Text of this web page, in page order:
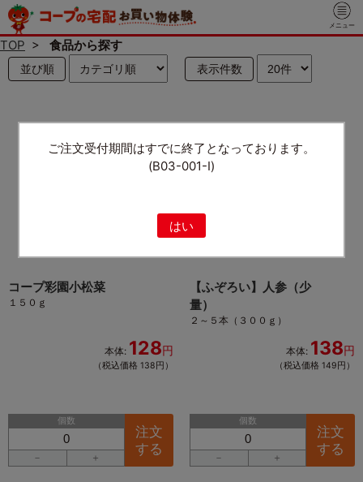
ご注文受付期間はすでに終了となっております。
(B03-001-I)
はい
メニュー
TOP > 食品から探す
並び順 表示件数
コープ彩園小松菜
１５０ｇ
本体: 128円
（税込価格 138円）
個数
－ ＋
注文
する
【ふぞろい】人参（少
量）
２～５本（３００ｇ）
本体: 138円
（税込価格 149円）
個数
－ ＋
注文
する